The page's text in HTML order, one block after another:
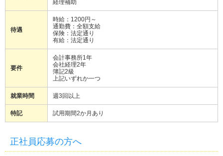
経理補助
待遇
時給：1200円～
通勤費：全額支給
保険：法定通り
有給：法定通り
要件
会計事務所1年
会社経理2年
簿記2級
上記いずれか一つ
就業時間 週3回以上
特記 試用期間2か月あり
正社員応募の方へ